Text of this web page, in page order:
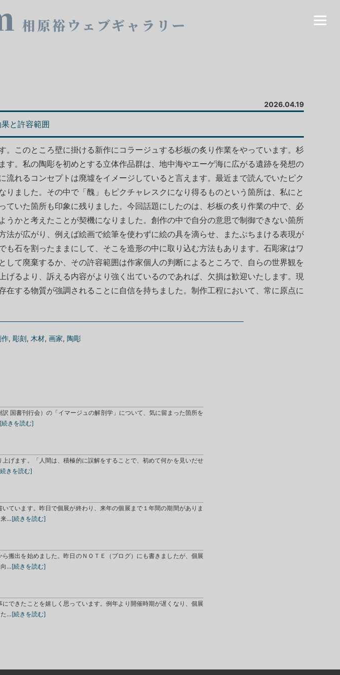
相原裕ウェブギャラリー
2026.04.19
と許容範囲
このところ壁に掛ける新作にコラージュする杉板の炙り作業をやっています。杉
。私の陶彫を初めとする立体作品群は、地中海やエーゲ海に広がる遺跡を発想の
れるコンセプトは廃墟をイメージしていると言えます。最近まで読んでいたピク
ました。その中で「醜」もピクチャレスクになり得るものという箇所は、私にと
いた箇所も印象に残りました。今回話題にしたのは、杉板の炙り作業の中で、必
かと考えたことが契機になりました。創作の中で自分の意思で制御できない箇所
が広がり、例えば絵画で絵筆を使わずに絵の具を滴らせ、またぶちまける表現が
石を割ったままにして、そこを造形の中に取り込む方法もあります。石彫家はワ
て廃棄するか、その許容範囲は作家個人の判断によるところで、自らの世界観を
るより、訴える内容がより強く出ているのであれば、欠損は歓迎いたします。現
する物質が強調されることに自信を持ちました。制作工程において、常に原点に
作, 彫刻, 木材, 画家, 陶彫
国書刊行会）の「イマージュの解剖学」について、気に留まった箇所を
[続きを読む]
げます。「人間は、積極的に誤解をすることで、初めて何かを見いだせ
きを読む]
ています。昨日で個展が終わり、来年の個展まで１年間の期間がありま
来…[続きを読む]
搬出を始めました。昨日のＮＯＴＥ（ブログ）にも書きましたが、個展
向…[続きを読む]
できたことを嬉しく思っています。例年より開催時期が遅くなり、個展
た…[続きを読む]